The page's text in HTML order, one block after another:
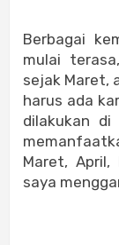
Berbagai
mulai
sejak Maret,
harus ada
dilakukan
Maret, April,
saya